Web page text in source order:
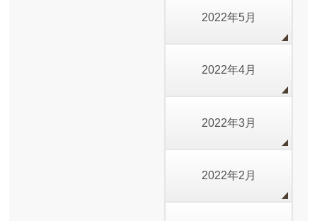
2022年5月
2022年4月
2022年3月
2022年2月